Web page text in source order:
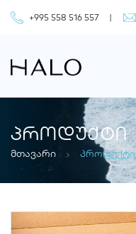
+995 558 516 557
ᲞᲠᲝᲓᲣᲥᲢᲘ
მთავარი პროდუქტი